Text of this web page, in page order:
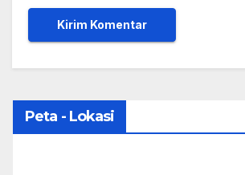
Peta - Lokasi